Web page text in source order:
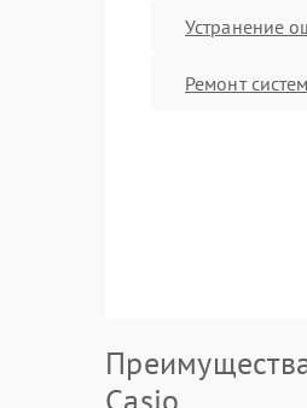
Устранение
Ремонт